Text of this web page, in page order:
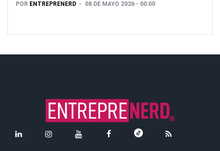
POR ENTREPRENERD 08 DE MAYO 2026 - 00:00